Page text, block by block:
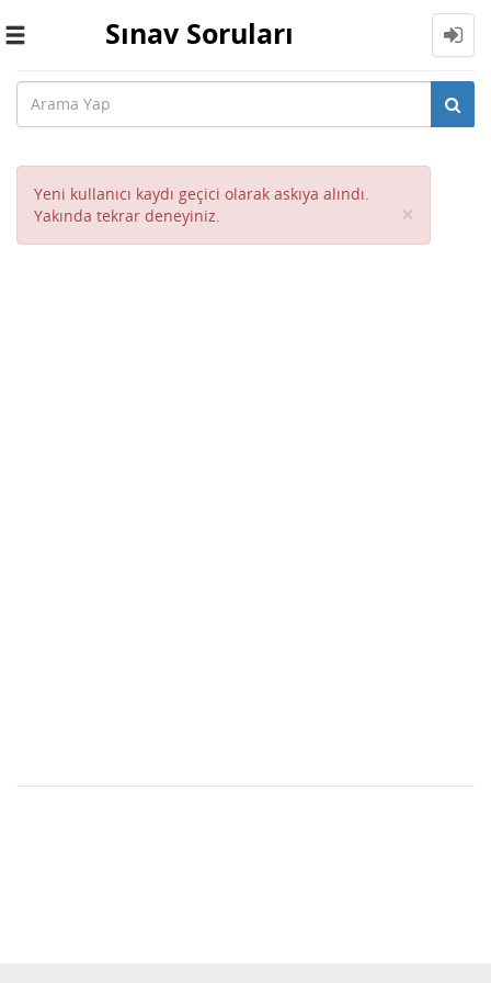
Toggle
Sınav Soruları
Yeni kullanıcı kaydı geçici olarak askıya alındı.
Yakında tekrar deneyiniz.
×